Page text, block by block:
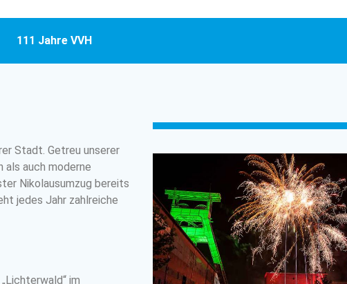
111 Jahre VVH
Stadt. Getreu unserer
als auch moderne
Nikolausumzug bereits
jedes Jahr zahlreiche
im